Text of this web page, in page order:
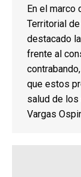
En el marco
Territorial
destacado
frente al
que estos
salud de los
Vargas